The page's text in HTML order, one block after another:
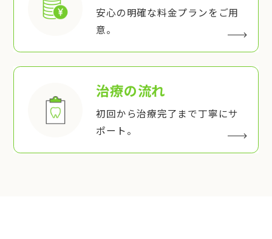
安心の明確な料金プランをご用
意。
治療の流れ
初回から治療完了まで丁寧にサ
ポート。